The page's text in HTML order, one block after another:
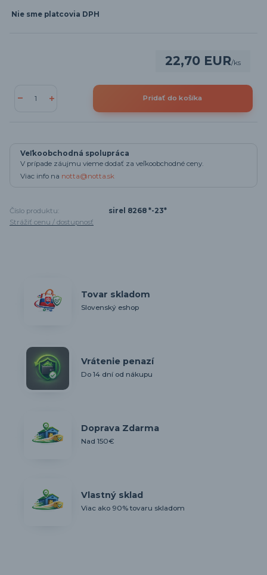
Nie sme platcovia DPH
22,70 EUR/ks
Pridať do košíka
Veľkoobchodná spolupráca
V prípade záujmu vieme dodať za veľkoobchodné ceny.
Viac info na notta@notta.sk
Číslo produktu:
sirel 8268 *-23*
Strážiť cenu / dostupnosť
Tovar skladom
Slovenský eshop
Vrátenie penazí
Do 14 dní od nákupu
Doprava Zdarma
Nad 150€
Vlastný sklad
Viac ako 90% tovaru skladom